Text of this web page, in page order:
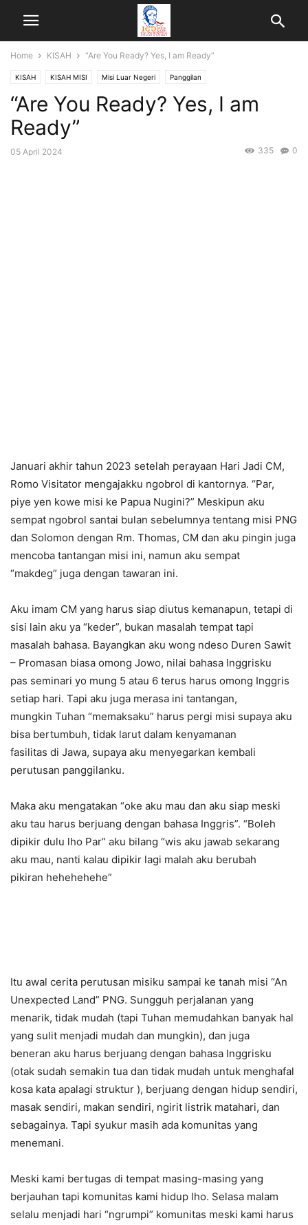
Home KISAH “Are You Ready? Yes, I am Ready”
KISAH KISAH MISI Misi Luar Negeri Panggilan
“Are You Ready? Yes, I am
Ready”
05 April 2024 0
335
Januari akhir tahun 2023 setelah perayaan Hari Jadi CM,
Romo Visitator mengajakku ngobrol di kantornya. “Par,
piye yen kowe misi ke Papua Nugini?” Meskipun aku
sempat ngobrol santai bulan sebelumnya tentang misi PNG
dan Solomon dengan Rm. Thomas, CM dan aku pingin juga
mencoba tantangan misi ini, namun aku sempat
“makdeg” juga dengan tawaran ini.
Aku imam CM yang harus siap diutus kemanapun, tetapi di
sisi lain aku ya “keder”, bukan masalah tempat tapi
masalah bahasa. Bayangkan aku wong ndeso Duren Sawit
– Promasan biasa omong Jowo, nilai bahasa Inggrisku
pas seminari yo mung 5 atau 6 terus harus omong Inggris
setiap hari. Tapi aku juga merasa ini tantangan,
mungkin Tuhan “memaksaku” harus pergi misi supaya aku
bisa bertumbuh, tidak larut dalam kenyamanan
fasilitas di Jawa, supaya aku menyegarkan kembali
perutusan panggilanku.
Maka aku mengatakan “oke aku mau dan aku siap meski
aku tau harus berjuang dengan bahasa Inggris”. “Boleh
dipikir dulu lho Par” aku bilang “wis aku jawab sekarang
aku mau, nanti kalau dipikir lagi malah aku berubah
pikiran hehehehehe”
Itu awal cerita perutusan misiku sampai ke tanah misi “An
Unexpected Land” PNG. Sungguh perjalanan yang
menarik, tidak mudah (tapi Tuhan memudahkan banyak hal
yang sulit menjadi mudah dan mungkin), dan juga
beneran aku harus berjuang dengan bahasa Inggrisku
(otak sudah semakin tua dan tidak mudah untuk menghafal
kosa kata apalagi struktur ), berjuang dengan hidup sendiri,
masak sendiri, makan sendiri, ngirit listrik matahari, dan
sebagainya. Tapi syukur masih ada komunitas yang
menemani.
Meski kami bertugas di tempat masing-masing yang
berjauhan tapi komunitas kami hidup lho. Selasa malam
selalu menjadi hari “ngrumpi” komunitas meski kami harus